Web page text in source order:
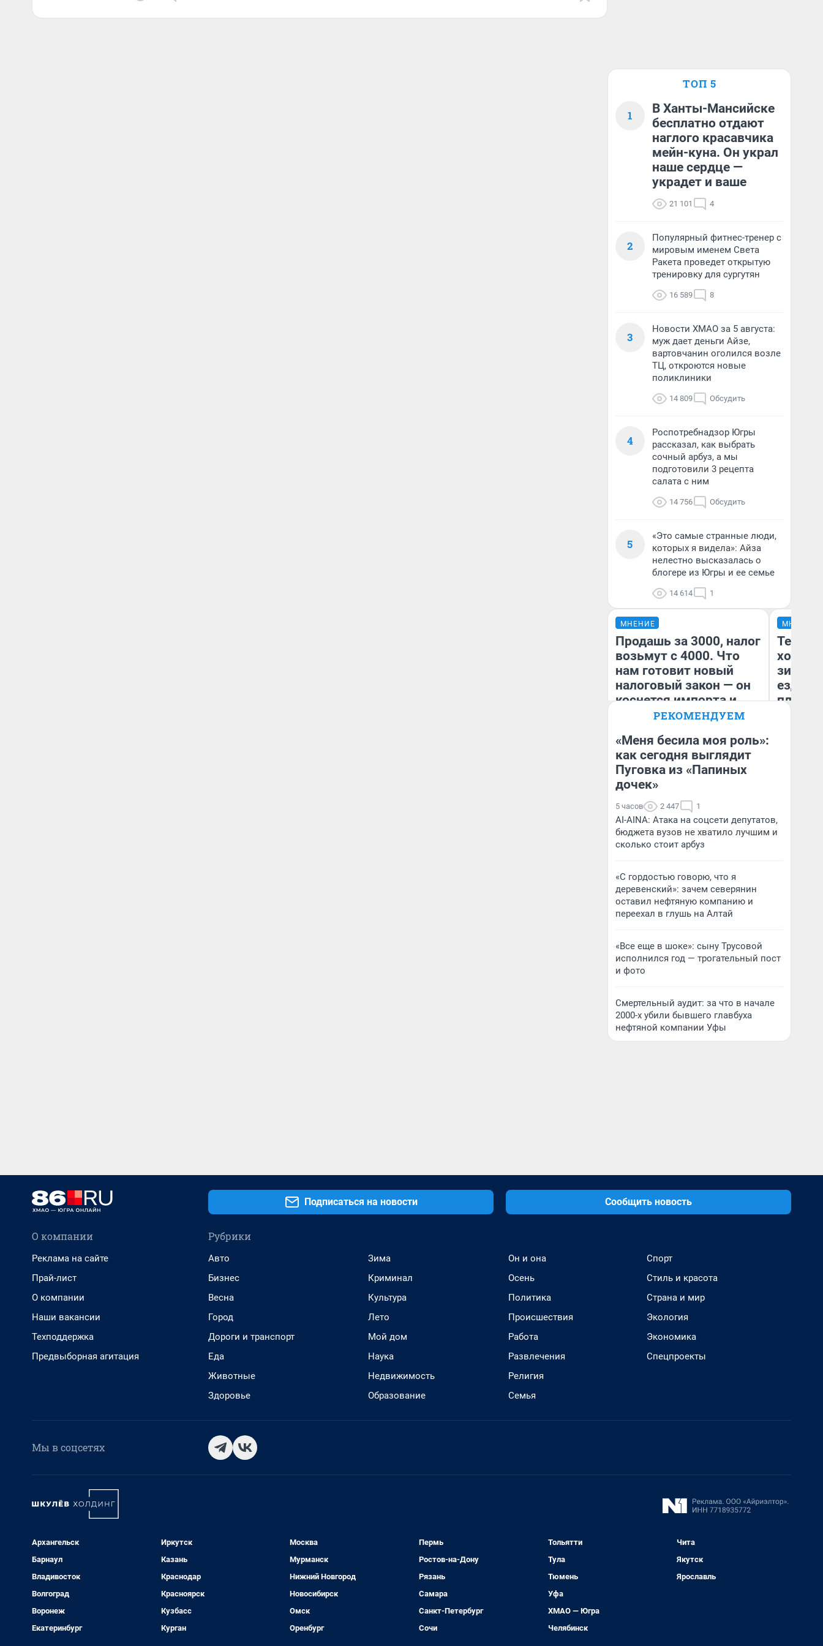
ТОП 5
1
В Ханты-Мансийске
бесплатно отдают
наглого красавчика
мейн-куна. Он украл
наше сердце —
украдет и ваше
21 101 4
2
Популярный фитнес-тренер с
мировым именем Света
Ракета проведет открытую
тренировку для сургутян
16 589 8
3
Новости ХМАО за 5 августа:
муж дает деньги Айзе,
вартовчанин оголился возле
ТЦ, откроются новые
поликлиники
14 809 Обсудить
4
Роспотребнадзор Югры
рассказал, как выбрать
сочный арбуз, а мы
подготовили 3 рецепта
салата с ним
14 756 Обсудить
5
«Это самые странные люди,
которых я видела»: Айза
нелестно высказалась о
блогере из Югры и ее семье
14 614 1
МНЕНИЕ
Продашь за 3000, налог
возьмут с 4000. Что
нам готовит новый
налоговый закон — он
коснется импорта и
даже репетиторов
Анастасия Завгородняя
МНЕНИЕ
Тепло
зимой.
ездит
плюсы
РЕКОМЕНДУЕМ
«Меня бесила моя роль»:
как сегодня выглядит
Пуговка из «Папиных
дочек»
5 часов 2 447 1
AI-AINA: Атака на соцсети депутатов,
бюджета вузов не хватило лучшим и
сколько стоит арбуз
«С гордостью говорю, что я
деревенский»: зачем северянин
оставил нефтяную компанию и
переехал в глушь на Алтай
«Все еще в шоке»: сыну Трусовой
исполнился год — трогательный пост
и фото
Смертельный аудит: за что в начале
2000-х убили бывшего главбуха
нефтяной компании Уфы
Подписаться на новости Сообщить новость
О компании
Реклама на сайте
Прай-лист
О компании
Наши вакансии
Техподдержка
Предвыборная агитация
Рубрики
Авто
Бизнес
Весна
Город
Дороги и транспорт
Еда
Животные
Здоровье
Зима
Криминал
Культура
Лето
Мой дом
Наука
Недвижимость
Образование
Он и она
Осень
Политика
Происшествия
Работа
Развлечения
Религия
Семья
Спорт
Стиль и красота
Страна и мир
Экология
Экономика
Спецпроекты
Мы в соцсетях
Архангельск
Барнаул
Владивосток
Волгоград
Воронеж
Екатеринбург
Иркутск
Казань
Краснодар
Красноярск
Кузбасс
Курган
Москва
Мурманск
Нижний Новгород
Новосибирск
Омск
Оренбург
Пермь
Ростов-на-Дону
Рязань
Самара
Санкт-Петербург
Сочи
Тольятти
Тула
Тюмень
Уфа
ХМАО — Югра
Челябинск
Чита
Якутск
Ярославль